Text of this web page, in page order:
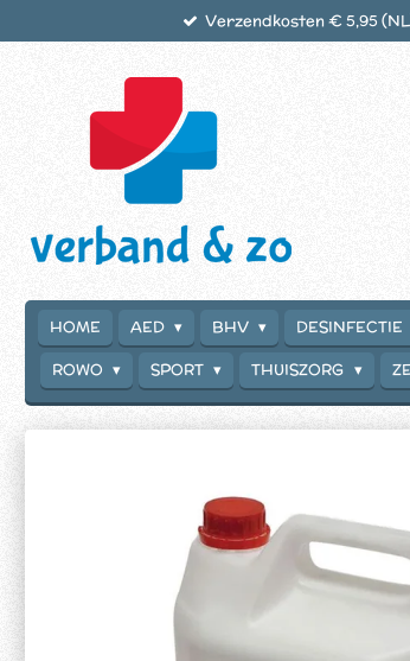
Verzendkosten € 5,95
HOME AED BHV DESINFECTIE
ROWO
SPORT THUISZORG